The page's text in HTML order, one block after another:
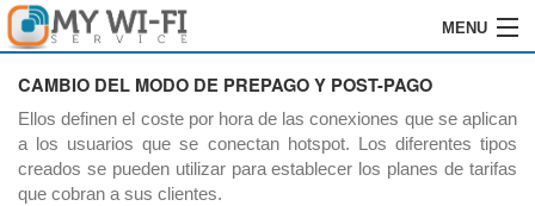
MENU
HOME
SOFTWARE
GRABACIÓN
CAMBIO DEL MODO DE PREPAGO Y POST-PAGO
Ellos definen el coste por hora de las conexiones que se aplican
a los usuarios que se conectan hotspot. Los diferentes tipos
creados se pueden utilizar para establecer los planes de tarifas
que cobran a sus clientes.